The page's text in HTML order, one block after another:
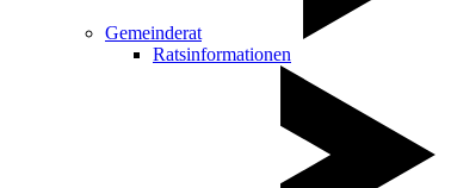
Gemeinderat
Ratsinformationen